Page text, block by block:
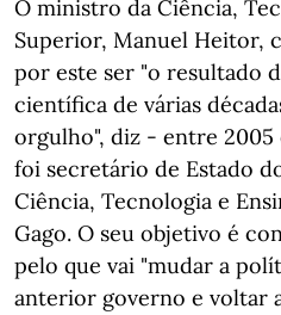
O ministro da Ciência,
Superior, Manuel Heitor,
por este ser "o resultado
científica de várias
orgulho", diz - entre 2005
foi secretário de Estado
Ciência, Tecnologia e
Gago. O seu objetivo é
pelo que vai "mudar a
anterior governo e voltar